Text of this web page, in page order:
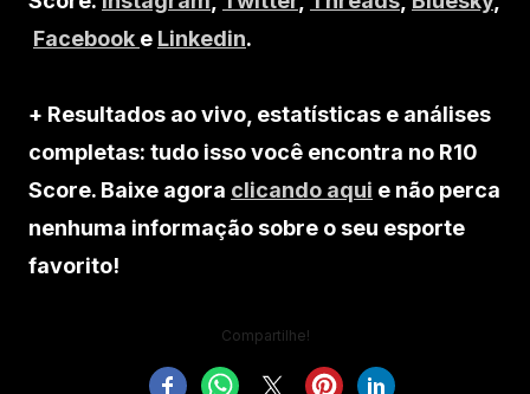
Facebook e Linkedin.
+ Resultados ao vivo, estatísticas e análises
completas: tudo isso você encontra no R10
Score. Baixe agora clicando aqui e não perca
nenhuma informação sobre o seu esporte
favorito!
Compartilhe!